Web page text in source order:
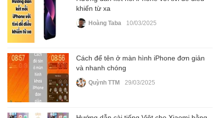
khiển từ xa
Hoàng Taba 10/03/2025
Cách để tên ở màn hình iPhone đơn giản
và nhanh chóng
Quỳnh TTM 29/03/2025